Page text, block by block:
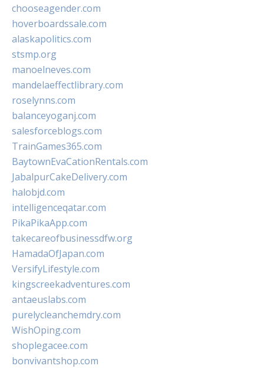
chooseagender.com
hoverboardssale.com
alaskapolitics.com
stsmp.org
manoelneves.com
mandelaeffectlibrary.com
roselynns.com
balanceyoganj.com
salesforceblogs.com
TrainGames365.com
BaytownEvaCationRentals.com
JabalpurCakeDelivery.com
halobjd.com
intelligenceqatar.com
PikaPikaApp.com
takecareofbusinessdfw.org
HamadaOfJapan.com
VersifyLifestyle.com
kingscreekadventures.com
antaeuslabs.com
purelycleanchemdry.com
WishOping.com
shoplegacee.com
bonvivantshop.com